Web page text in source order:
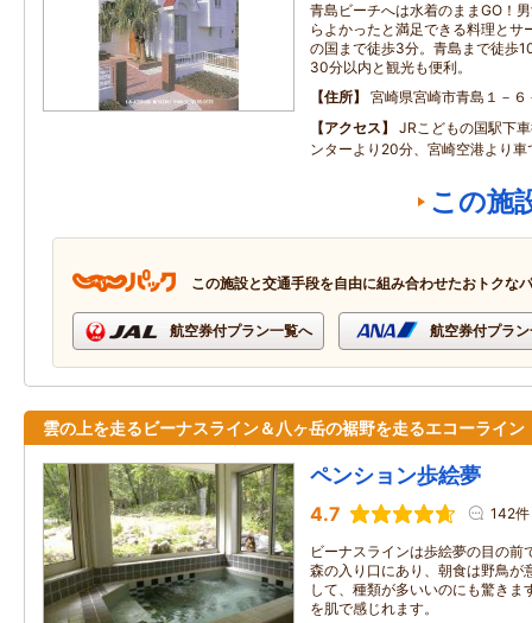
青島ビーチへは水着のままGO！
らよかったと満足できる料理とサ
の国まで徒歩3分。青島まで徒歩
30分以内と観光も便利。
住所
宮崎県宮崎市青島１－６
アクセス
JRこどもの国駅下
ンターより20分、宮崎空港より車
この施
この施設と交通手段を自由に組み合わせたおトクな
航空券付プラン一覧へ 航空券付プラ
雲の上を走るビーナスライン＆八ヶ岳の裾野を走るエコーライ
ペンション歩絵夢
4.7 142件
ビーナスラインは歩絵夢の目の
森の入り口にあり、朝食は野鳥が
して、種類が多いいのにも驚きま
を肌で感じれます。